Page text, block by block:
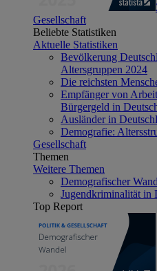
Gesellschaft
Beliebte Statistiken
Aktuelle Statistiken
Bevölkerung
Altersgruppen 2024
Die reichsten
Empfänger von
Bürgergeld in
Ausländer in
Demografie:
Gesellschaft
Themen
Weitere Themen
Demografischer
Jugendkriminalität in
Top Report